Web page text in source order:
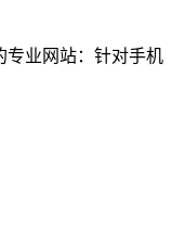
专业网站：针对手机